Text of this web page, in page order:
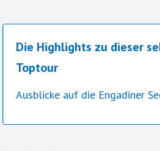
Die Highlights zu dieser
Toptour
Ausblicke auf die Engadiner